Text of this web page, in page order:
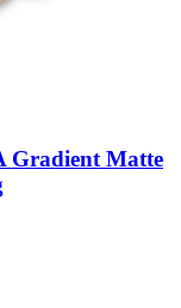
Gradient Matte